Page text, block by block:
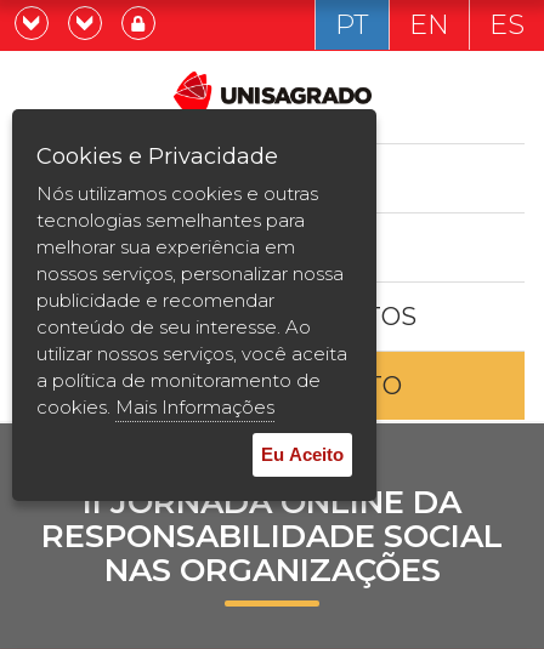
Graduação
Pós-graduação e MBA
Curta Duração
Vestibular
2ª Graduação
Transferência
Reingresso
Prouni
Já sou estudande
Quero ser estudante
PT EN ES
ESTUDE AQUI
BOLSAS E DESCONTOS
ENTRE EM CONTATO
II JORNADA ONLINE DA
RESPONSABILIDADE SOCIAL
NAS ORGANIZAÇÕES
Cookies e Privacidade
Nós utilizamos cookies e outras
tecnologias semelhantes para
melhorar sua experiência em
nossos serviços, personalizar nossa
publicidade e recomendar
conteúdo de seu interesse. Ao
utilizar nossos serviços, você aceita
a política de monitoramento de
cookies. Mais Informações
Eu Aceito